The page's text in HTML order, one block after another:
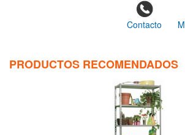
Contacto
PRODUCTOS RECOMENDADOS